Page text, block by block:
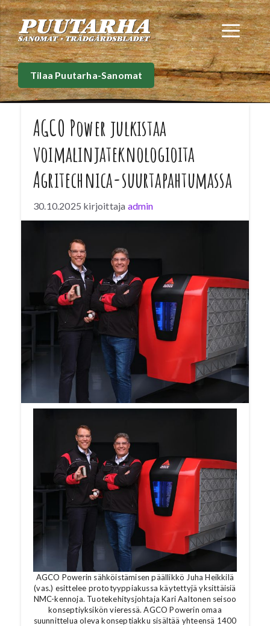
Siirry
sisältöön
Tilaa Puutarha-Sanomat
AGCO Power julkistaa
voimalinjateknologioita
Agritechnica-suurtapahtumassa
30.10.2025 kirjoittaja admin
tulevaisuuden voimalinjateknologioita
Agritechnica-suurtapahtumassa
Nokian Linnavuoressa työkoneiden moottoreita
suunnitteleva sekä valmistava AGCO Power
julkistaa Agritechnica-messuilla marraskuun
alussa maatalous- ja metsäkoneiden
tulevaisuuden voimanlinjaratkaisuja sekä -
konsepteja. Agritechnica on maatalouskonealan
suurin ja tärkein tapahtuma, joka kokoaa
viljelijät, urakoitsijat, jälleenmyyjät ja
valmistajat joka toinen vuosi Hannoveriin.
AGCO Powerin sähköistämisen päällikkö Juha Heikkilä
(vas.) esittelee prototyyppiakussa käytettyjä yksittäisiä
NMC-kennoja. Tuotekehitysjohtaja Kari Aaltonen seisoo
konseptiyksikön vieressä. AGCO Powerin omaa
suunnittelua oleva konseptiakku sisältää yhteensä 1400